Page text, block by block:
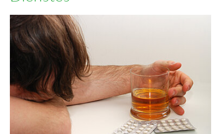
Show larger version for: